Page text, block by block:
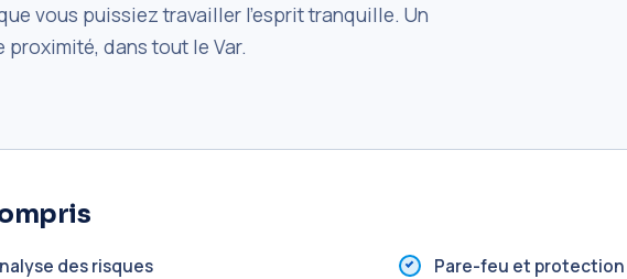
vous puissiez travailler l'esprit tranquille. Un
dans tout le Var.
des risques
Pare-feu et protection